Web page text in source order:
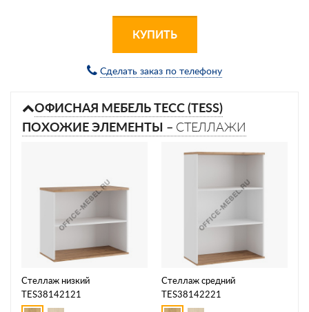
КУПИТЬ
Сделать заказ по телефону
ОФИСНАЯ МЕБЕЛЬ ТЕСС (TESS)
ПОХОЖИЕ ЭЛЕМЕНТЫ – СТЕЛЛАЖИ
Стеллаж низкий
TES38142121
Стеллаж средний
TES38142221